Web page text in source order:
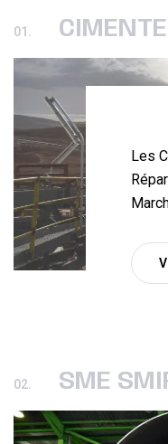
01.
02. SME
Les